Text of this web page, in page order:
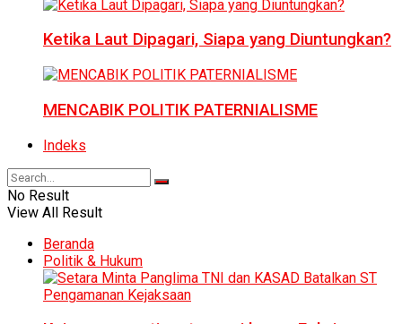
Ketika Laut Dipagari, Siapa yang Diuntungkan?
MENCABIK POLITIK PATERNIALISME
Indeks
No Result
View All Result
Beranda
Politik & Hukum